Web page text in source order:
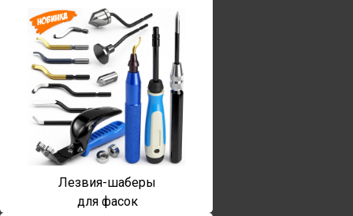
Лезвия-шаберы
для фасок